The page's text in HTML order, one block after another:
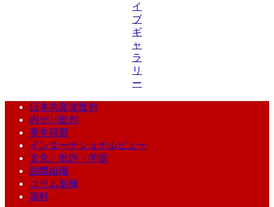
イ
ブ
ギ
ャ
ラ
リ
ー
日本共産党批判
内ゲバ批判
青年同盟
インターナショナルビュー
文化・批評・学習
国際組織
コラム架橋
資料